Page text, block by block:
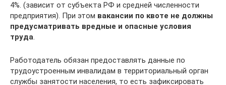
4%. (зависит от субъекта РФ и средней численности
предприятия). При этом вакансии по квоте не должны
предусматривать вредные и опасные условия
труда.
Работодатель обязан предоставлять данные по
трудоустроенным инвалидам в территориальный орган
службы занятости населения, то есть зафиксировать